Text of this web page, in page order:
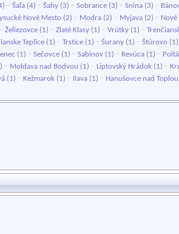
- Šaľa (4) - Šahy (3) - Sobrance (3) - Snina (3) -
Nové Mesto (2) - Modra (2) - Myjava (2) -
- Želiezovce (1) - Zlaté Klasy (1) - Vrútky (1) -
Teplice (1) - Trstice (1) - Šurany (1) - Štúrovo (1)
(1) - Sečovce (1) - Sabinov (1) - Revúca (1) -
- Moldava nad Bodvou (1) - Liptovský Hrádok (1) -
(1) - Kežmarok (1) - Ilava (1) - Hanušovce nad Topľou